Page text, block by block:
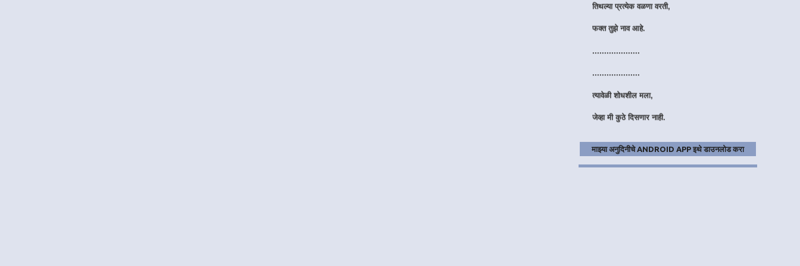
तरीही मी हसणार नाही.
माझ्या अनुदिनीचे ANDROID APP इथे डाउनलोड करा